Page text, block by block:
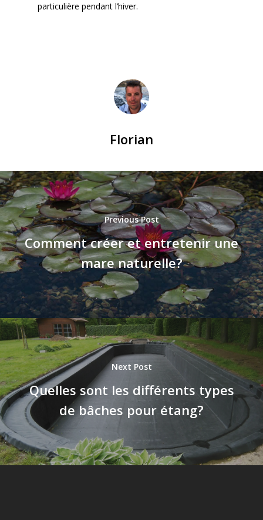
particulière pendant l’hiver.
Florian
Previous Post
Comment créer et entretenir une
mare naturelle?
Next Post
Quelles sont les différents types
de bâches pour étang?